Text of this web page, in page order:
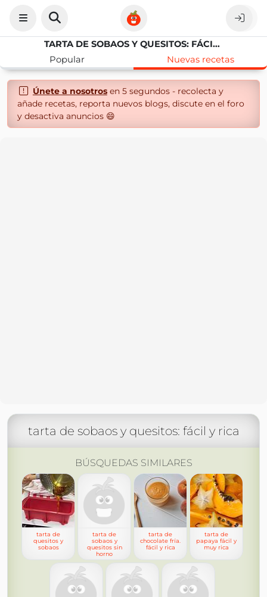
TARTA DE SOBAOS Y QUESITOS: FÁCIL Y RICA
Popular
Nuevas recetas
Únete a nosotrosen 5 segundos - recolecta y
añade recetas, reporta nuevos blogs, discute en el foro
y desactiva anuncios 😄
tarta de sobaos y quesitos: fácil y rica
BÚSQUEDAS SIMILARES
tarta de
quesitos y
sobaos
tarta de
sobaos y
quesitos sin
horno
tarta de
chocolate fría.
fácil y rica
tarta de
papaya fácil y
muy rica